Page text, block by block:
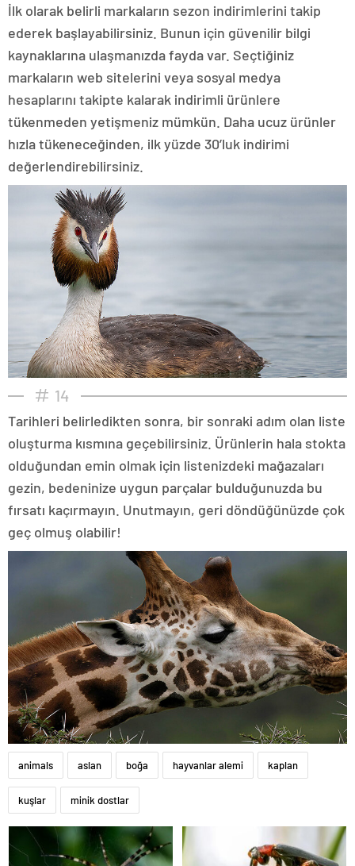
İlk olarak belirli markaların sezon indirimlerini takip
ederek başlayabilirsiniz. Bunun için güvenilir bilgi
kaynaklarına ulaşmanızda fayda var. Seçtiğiniz
markaların web sitelerini veya sosyal medya
hesaplarını takipte kalarak indirimli ürünlere
tükenmeden yetişmeniz mümkün. Daha ucuz ürünler
hızla tükeneceğinden, ilk yüzde 30’luk indirimi
değerlendirebilirsiniz.
14
Tarihleri belirledikten sonra, bir sonraki adım olan liste
oluşturma kısmına geçebilirsiniz. Ürünlerin hala stokta
olduğundan emin olmak için listenizdeki mağazaları
gezin, bedeninize uygun parçalar bulduğunuzda bu
fırsatı kaçırmayın. Unutmayın, geri döndüğünüzde çok
geç olmuş olabilir!
animals aslan boğa hayvanlar alemi kaplan
kuşlar minik dostlar